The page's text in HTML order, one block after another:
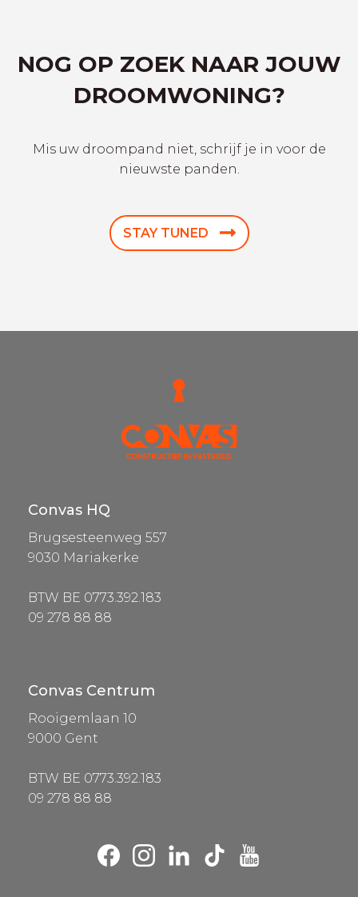
NOG OP ZOEK NAAR JOUW
DROOMWONING?
Mis uw droompand niet, schrijf je in voor de
nieuwste panden.
STAY TUNED
Convas HQ
Brugsesteenweg 557
9030 Mariakerke
BTW BE 0773.392.183
09 278 88 88
Convas Centrum
Rooigemlaan 10
9000 Gent
BTW BE 0773.392.183
09 278 88 88